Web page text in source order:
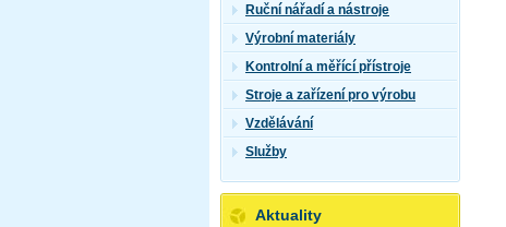
Ruční nářadí a nástroje
Výrobní materiály
Kontrolní a měřící přístroje
Stroje a zařízení pro výrobu
Vzdělávání
Služby
Aktuality